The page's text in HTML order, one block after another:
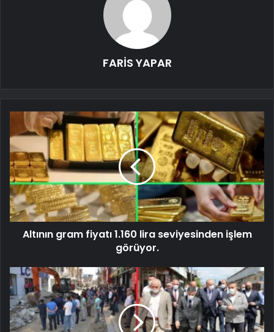
FARİS YAPAR
Altının gram fiyatı 1.160 lira seviyesinden işlem
görüyor.